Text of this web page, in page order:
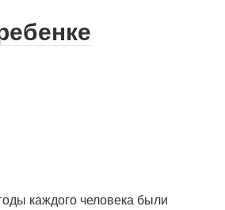
каждого человека были